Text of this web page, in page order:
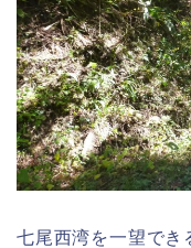
七尾西湾を一望でき